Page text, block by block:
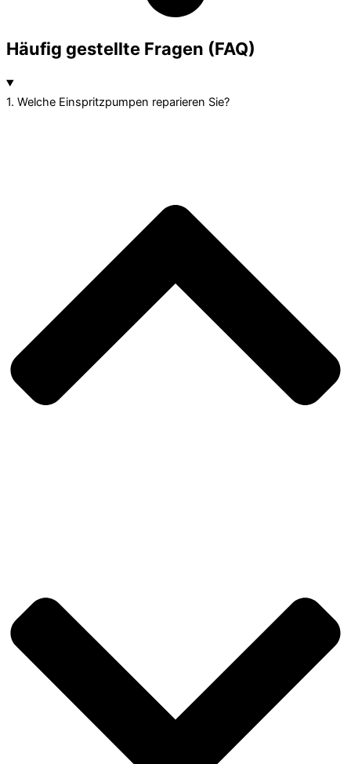
Häufig gestellte Fragen (FAQ)
1. Welche Einspritzpumpen reparieren Sie?